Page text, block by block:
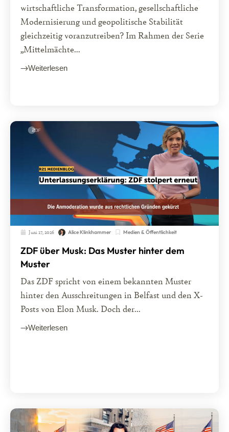
wirtschaftliche Transformation, gesellschaftliche
Modernisierung und geopolitische Stabilität
gleichzeitig voranzutreiben? Im Rahmen der Serie
„Mittelmächte...
Weiterlesen
Juni 17, 2026 Alice Klinkhammer Medien & Öffentlichkeit
ZDF über Musk: Das Muster hinter dem
Muster
Das ZDF spricht von einem bekannten Muster
hinter den Ausschreitungen in Belfast und den X-
Posts von Elon Musk. Doch der...
Weiterlesen